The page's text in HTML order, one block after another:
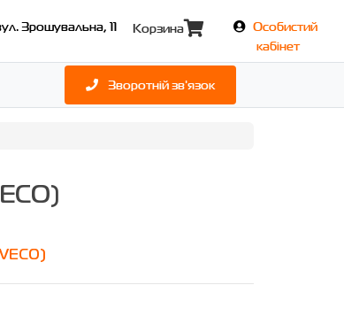
Зрошувальна, 11 Корзина
Особистий
кабінет
Зворотній зв'язок